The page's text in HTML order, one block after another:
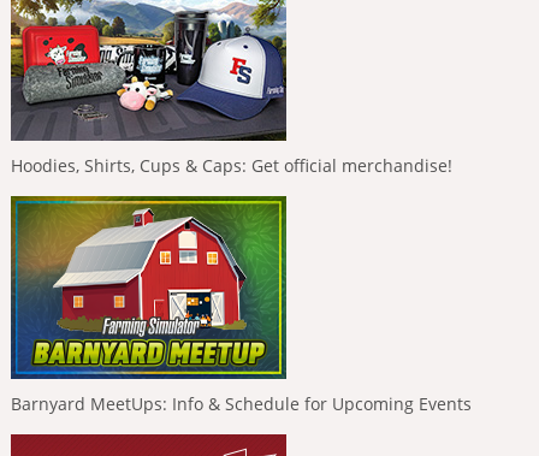
Hoodies, Shirts, Cups & Caps: Get official merchandise!
Barnyard MeetUps: Info & Schedule for Upcoming Events